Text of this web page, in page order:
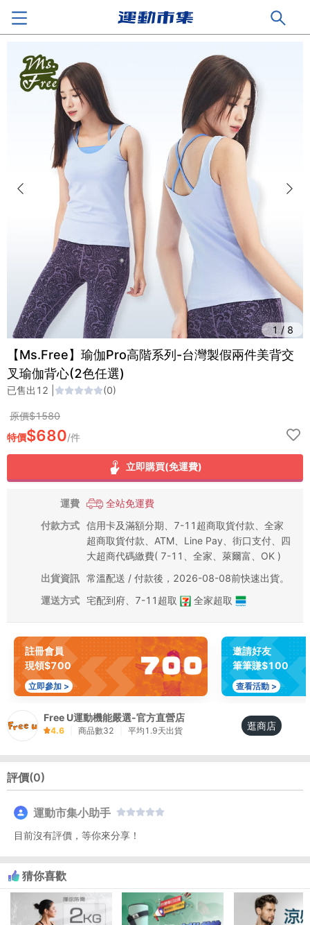
1/ 8
【Ms.Free】瑜伽Pro高階系列-台灣製假兩件美背交
叉瑜伽背心(2色任選)
已售出 12 (0)
原價$1580
特價$680/件
立即購買(免運費)
運費
全站免運費
付款方式 信用卡及滿額分期、7-11超商取貨付款、全家
超商取貨付款、ATM、Line Pay、街口支付、四
大超商代碼繳費( 7-11、全家、萊爾富、OK )
出貨資訊 常溫配送 / 付款後，2026-08-08前快速出貨。
運送方式 宅配到府 7-11超取 全家超取
註冊會員
現領$700
立即參加 >
邀請好友
筆筆賺$100
查看活動 >
Free U運動機能嚴選-官方直營店
4.6 商品數32 平均 1.9天出貨 逛商店
評價(0)
運動市集小助手
目前沒有評價，等你來分享！
猜你喜歡